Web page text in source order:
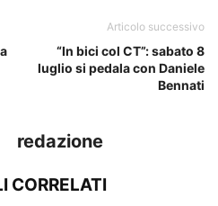
Articolo successivo
“In bici col CT”: sabato 8
luglio si pedala con Daniele
Bennati
redazione
CORRELATI